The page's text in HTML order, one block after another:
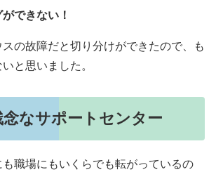
できない！
の故障だと切り分けができたので、も
と思いました。
なサポートセンター
職場にもいくらでも転がっているの